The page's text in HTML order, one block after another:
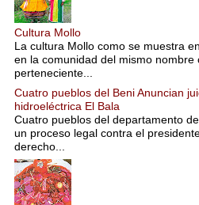
Cultura Mollo
La cultura Mollo como se muestra
en la comunidad del mismo
perteneciente...
Cuatro pueblos del Beni Anuncian
hidroeléctrica El Bala
Cuatro pueblos del departamento
un proceso legal contra el
derecho...